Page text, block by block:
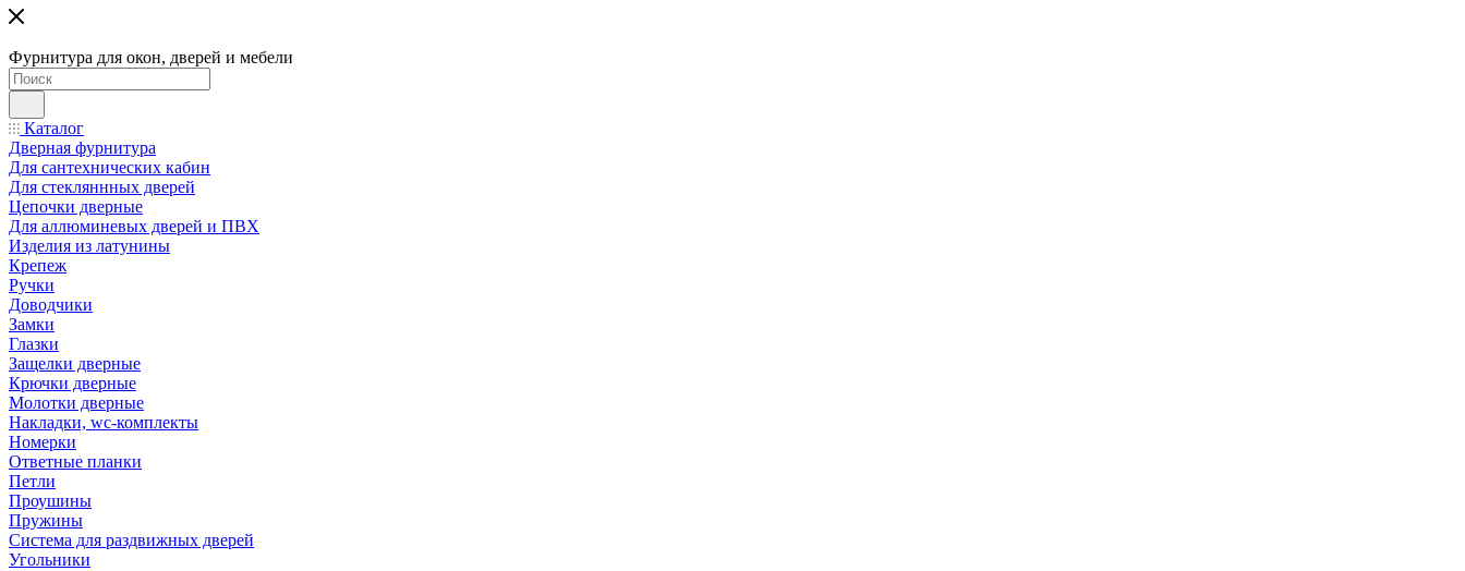
Фурнитура для окон, дверей и мебели
Каталог
Дверная фурнитура
Для сантехнических кабин
Для стекляннных дверей
Цепочки дверные
Для аллюминевых дверей и ПВХ
Изделия из латунины
Крепеж
Ручки
Доводчики
Замки
Глазки
Защелки дверные
Крючки дверные
Молотки дверные
Накладки, wc-комплекты
Номерки
Ответные планки
Петли
Проушины
Пружины
Система для раздвижных дверей
Угольники